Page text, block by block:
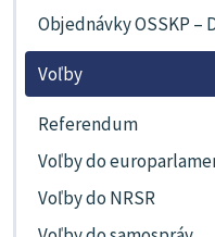
Objednávky OSSKP –
Voľby
Referendum
Voľby do
Voľby do NRSR